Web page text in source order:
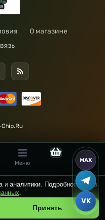
О магазине
Меню
и аналитики. Подробности — в
.
Принять